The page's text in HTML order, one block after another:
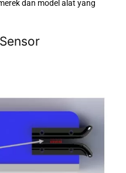
dan model alat yang